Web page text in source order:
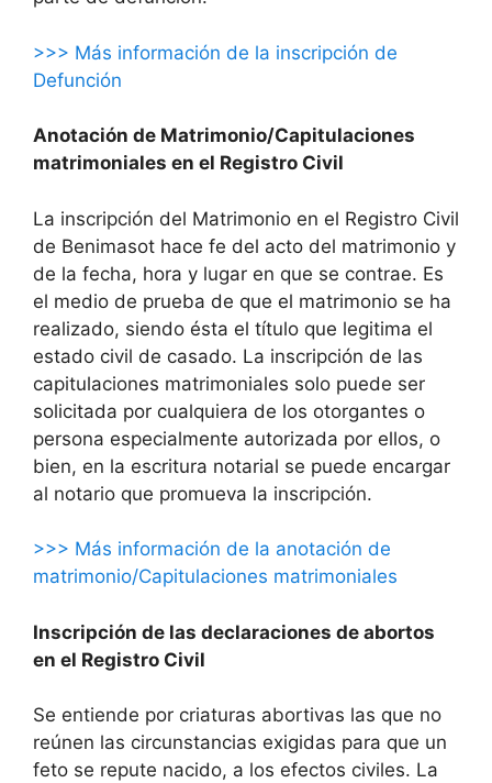
>>> Más información de la inscripción de
Defunción
Anotación de Matrimonio/Capitulaciones
matrimoniales en el Registro Civil
La inscripción del Matrimonio en el Registro Civil
de Benimasot hace fe del acto del matrimonio y
de la fecha, hora y lugar en que se contrae. Es
el medio de prueba de que el matrimonio se ha
realizado, siendo ésta el título que legitima el
estado civil de casado. La inscripción de las
capitulaciones matrimoniales solo puede ser
solicitada por cualquiera de los otorgantes o
persona especialmente autorizada por ellos, o
bien, en la escritura notarial se puede encargar
al notario que promueva la inscripción.
>>> Más información de la anotación de
matrimonio/Capitulaciones matrimoniales
Inscripción de las declaraciones de abortos
en el Registro Civil
Se entiende por criaturas abortivas las que no
reúnen las circunstancias exigidas para que un
feto se repute nacido, a los efectos civiles. La